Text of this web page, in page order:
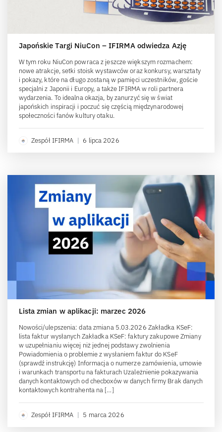
Japońskie Targi NiuCon – IFIRMA odwiedza Azję
W tym roku NiuCon powraca z jeszcze większym rozmachem:
nowe atrakcje, setki stoisk wystawców oraz konkursy, warsztaty
i pokazy, które na długo zostaną w pamięci uczestników, goście
specjalni z Japonii i Europy, a także IFIRMA w roli partnera
wydarzenia. To idealna okazja, by zanurzyć się w świat
japońskich inspiracji i poczuć się częścią międzynarodowej
społeczności fanów kultury otaku.
Zespół IFIRMA | 6 lipca 2026
Lista zmian w aplikacji: marzec 2026
Nowości/ulepszenia: data zmiana 5.03.2026 Zakładka KSeF:
lista faktur wysłanych Zakładka KSeF: faktury zakupowe Zmiany
w uzupełnianiu więcej niż jednej podstawy zwolnienia
Powiadomienia o problemie z wysłaniem faktur do KSeF
(sprawdź instrukcję) Informacja o numerze zamówienia, umowie
i warunkach transportu na fakturach Uzależnienie pokazywania
danych kontaktowych od checboxów w danych firmy Brak danych
kontaktowych kontrahenta na […]
Zespół IFIRMA | 5 marca 2026